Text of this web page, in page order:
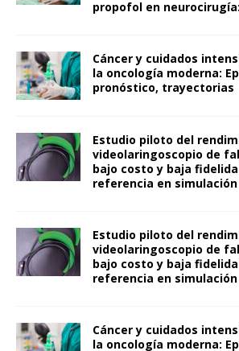
propofol en
Cáncer y cuidados
la oncología moderna:
pronóstico, trayectorias
Estudio piloto del
videolaringoscopio de
bajo costo y baja
referencia en
Estudio piloto del
videolaringoscopio de
bajo costo y baja
referencia en
Cáncer y cuidados
la oncología moderna: